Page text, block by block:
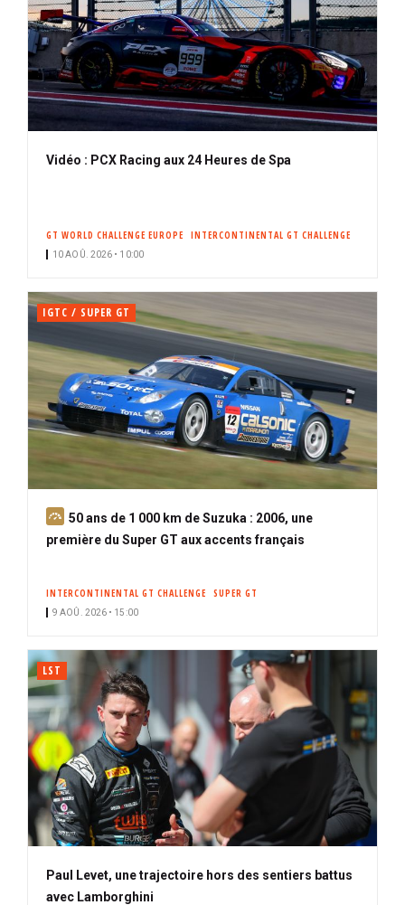
Vidéo : PCX Racing aux 24 Heures de Spa
GT WORLD CHALLENGE EUROPE INTERCONTINENTAL GT CHALLENGE
10 AOÛ. 2026 • 10:00
IGTC / SUPER GT
A
b
50 ans de 1 000 km de Suzuka : 2006, une
première du Super GT aux accents français
INTERCONTINENTAL GT CHALLENGE SUPER GT
9 AOÛ. 2026 • 15:00
LST
Paul Levet, une trajectoire hors des sentiers battus
avec Lamborghini